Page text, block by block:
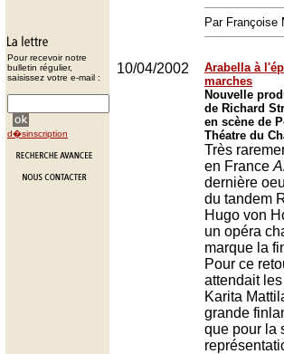
Pour recevoir notre
bulletin régulier,
saisissez votre e-mail :
d�sinscription
Par Françoise
10/04/2002
Arabella à
marches
Nouvelle
de Richard
en scène de
Théatre du
Très
en France
dernière
du tandem
Hugo von
un opéra
marque la
Pour ce
attendait
Karita
grande
que pour la